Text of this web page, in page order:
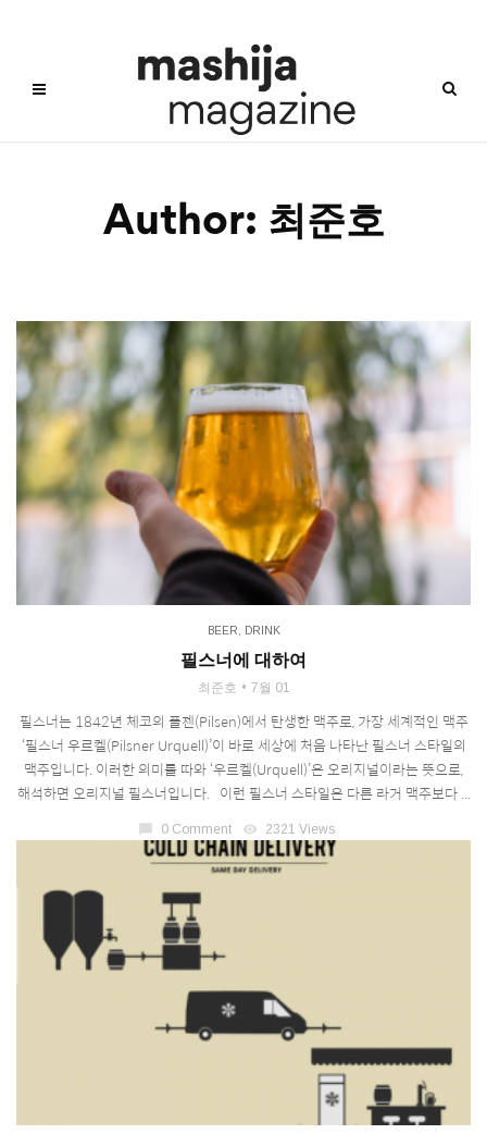
Author: 최준호
BEER, DRINK
필스너에 대하여
최준호 7월 01
필스너는 1842년 체코의 플젠(Pilsen)에서 탄생한 맥주로, 가장 세계적인 맥주
‘필스너 우르켈(Pilsner Urquell)’이 바로 세상에 처음 나타난 필스너 스타일의
맥주입니다. 이러한 의미를 따와 ‘우르켈(Urquell)’은 오리지널이라는 뜻으로,
해석하면 오리지널 필스너입니다. 이런 필스너 스타일은 다른 라거 맥주보다 ...
chat_bubble 0 Comment visibility 2321 Views